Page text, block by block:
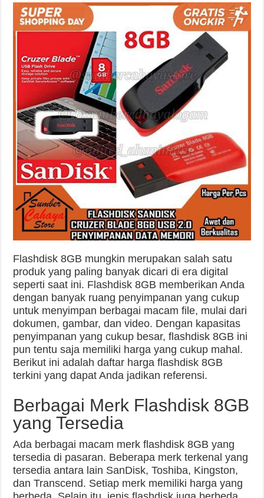
Flashdisk 8GB mungkin merupakan salah satu
produk yang paling banyak dicari di era digital
seperti saat ini. Flashdisk 8GB memberikan Anda
dengan banyak ruang penyimpanan yang cukup
untuk menyimpan berbagai macam file, mulai dari
dokumen, gambar, dan video. Dengan kapasitas
penyimpanan yang cukup besar, flashdisk 8GB ini
pun tentu saja memiliki harga yang cukup mahal.
Berikut ini adalah daftar harga flashdisk 8GB
terkini yang dapat Anda jadikan referensi.
Berbagai Merk Flashdisk 8GB
yang Tersedia
Ada berbagai macam merk flashdisk 8GB yang
tersedia di pasaran. Beberapa merk terkenal yang
tersedia antara lain SanDisk, Toshiba, Kingston,
dan Transcend. Setiap merk memiliki harga yang